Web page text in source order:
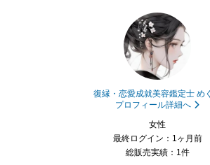
復縁・恋愛成就美容鑑定士 め
プロフィール詳細へ
女性
最終ログイン：1ヶ月前
総販売実績：1件